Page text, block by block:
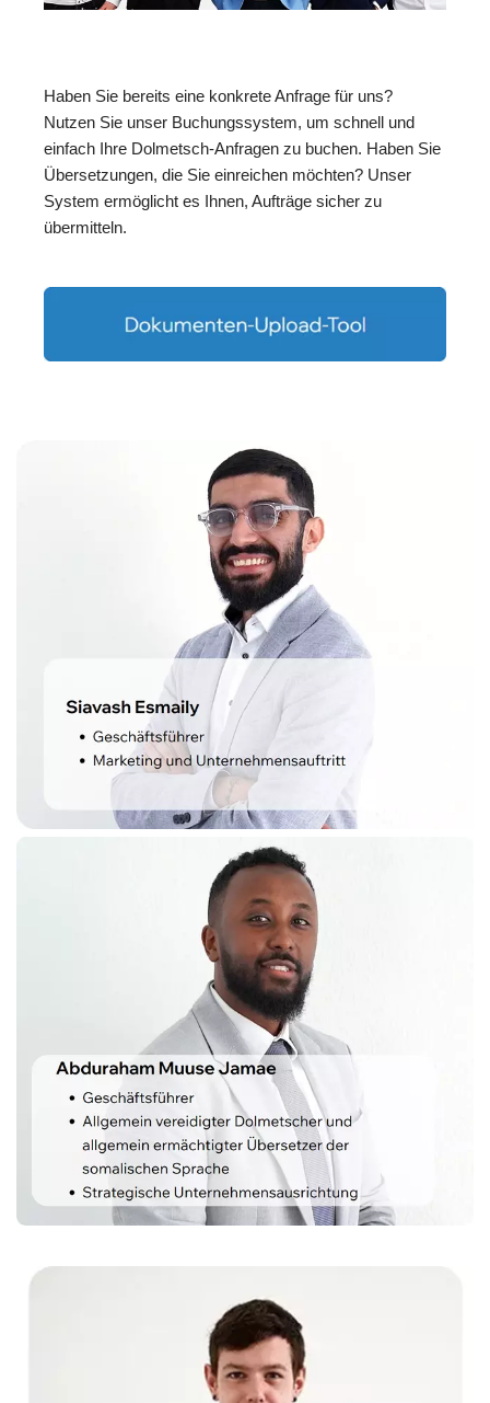
Haben Sie bereits eine konkrete Anfrage für uns?
Nutzen Sie unser Buchungssystem, um schnell und
einfach Ihre Dolmetsch-Anfragen zu buchen. Haben Sie
Übersetzungen, die Sie einreichen möchten? Unser
System ermöglicht es Ihnen, Aufträge sicher zu
übermitteln.